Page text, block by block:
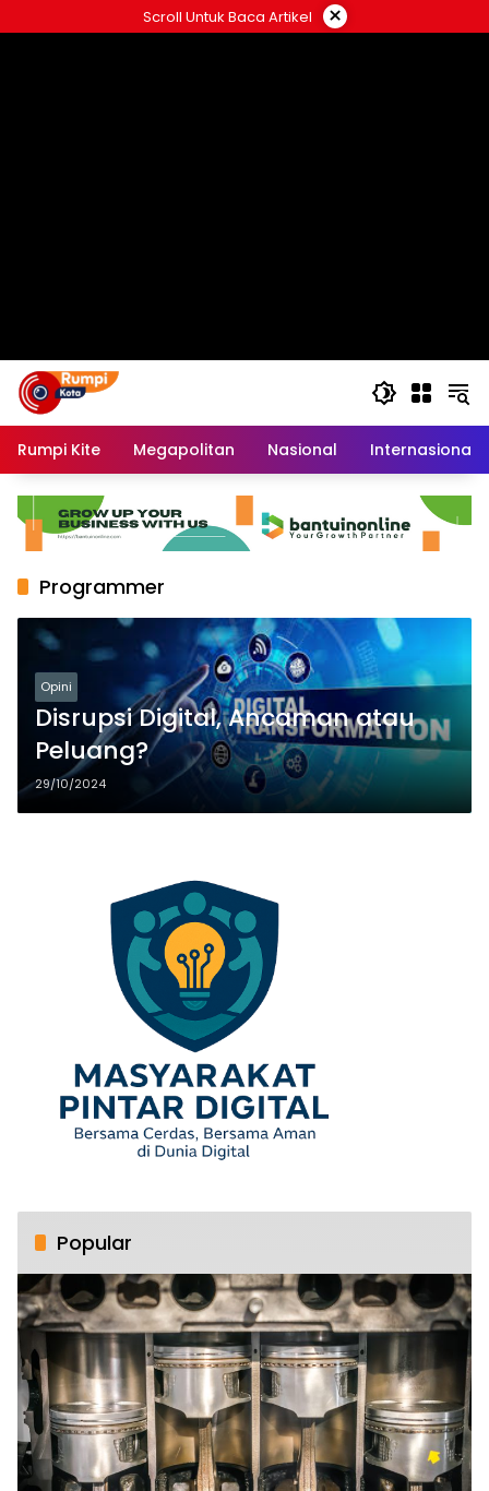
ke
Scroll Untuk Baca Artikel ×
Rumpi Kite Megapolitan Nasional Internasional
Programmer
Opini
Disrupsi Digital, Ancaman atau
Peluang?
29/10/2024
Popular